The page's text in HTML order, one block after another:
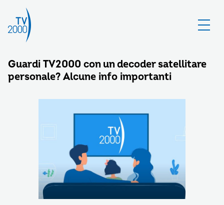
Guardi TV2000 con un decoder satellitare
personale? Alcune info importanti